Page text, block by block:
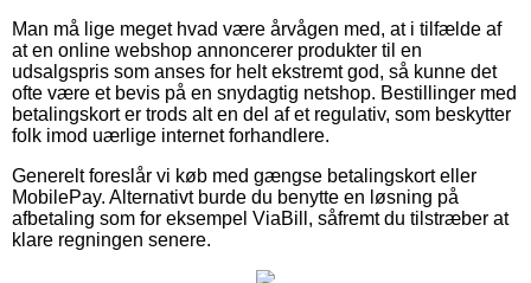
Man må lige meget hvad være årvågen med, at i tilfælde af
at en online webshop annoncerer produkter til en
udsalgspris som anses for helt ekstremt god, så kunne det
ofte være et bevis på en snydagtig netshop. Bestillinger med
betalingskort er trods alt en del af et regulativ, som beskytter
folk imod uærlige internet forhandlere.
Generelt foreslår vi køb med gængse betalingskort eller
MobilePay. Alternativt burde du benytte en løsning på
afbetaling som for eksempel ViaBill, såfremt du tilstræber at
klare regningen senere.